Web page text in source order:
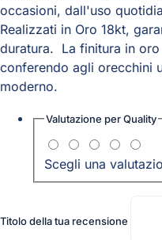
occasioni, dall'uso
Realizzati in Oro 18kt,
duratura. La finitura in
conferendo agli orecchini
moderno.
Valutazione perQuality
Scegli una
Titolo della tua recensione